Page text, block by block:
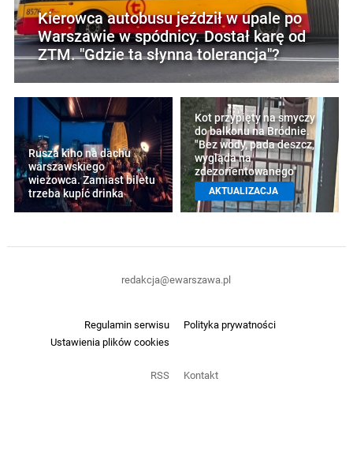
Kierowca autobusu jeździł w upale po
Warszawie w spódnicy. Dostał karę od
ZTM. "Gdzie ta słynna tolerancja"?
Rusza kino na dachu
warszawskiego
wieżowca. Zamiast biletu
trzeba kupić drinka
Kot przypięty na smyczy
do balkonu na Bródnie.
"Bez wody, pada deszcz,
wygląda na
zdezorientowanego"
AKTUALIZACJA
Regulamin serwisu
Polityka prywatności
Ustawienia plików cookies
RSS Kontakt
redakcja@ewarszawa.pl